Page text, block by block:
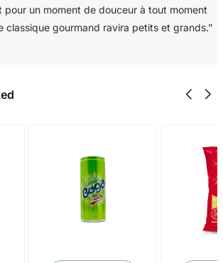
pour un moment de douceur à tout moment
classique gourmand ravira petits et grands.”